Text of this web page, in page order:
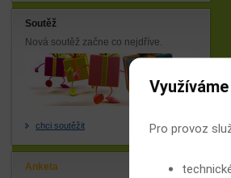
Soutěž
Nová soutěž začne co nejdříve.
chci soutěžit
Anketa
Pro provoz